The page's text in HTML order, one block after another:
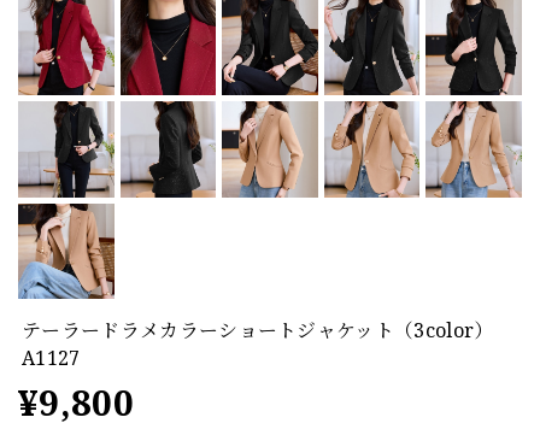
テーラードラメカラーショートジャケット（3color）
A1127
¥9,800